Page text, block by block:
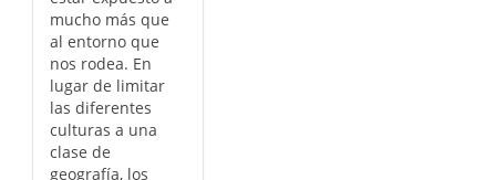
mucho más que
al entorno que
nos rodea. En
lugar de limitar
las diferentes
culturas a una
clase de
geografía, los